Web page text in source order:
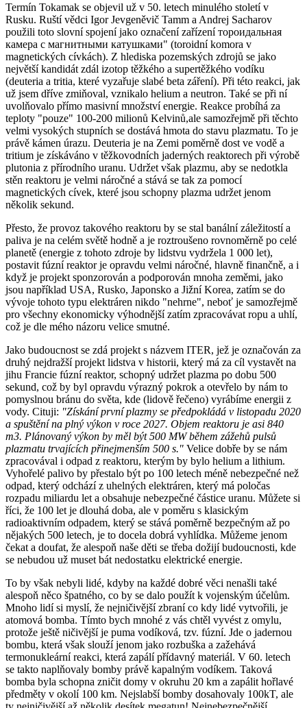
Termín Tokamak se objevil už v 50. letech minulého století v
Rusku. Ruští vědci Igor Jevgeněvič Tamm a Andrej Sacharov
použili toto slovní spojení jako označení zařízení тороидальная
камера с магнитными катушками" (toroidní komora v
magnetických cívkách). Z hlediska pozemských zdrojů se jako
největší kandidát zdál izotop těžkého a supertěžkého vodíku
(deuteria a tritia, které vyzařuje slabé beta záření). Při této reakci, jak
už jsem dříve zmiňoval, vznikalo helium a neutron. Také se při ní
uvolňovalo přímo masivní množství energie. Reakce probíhá za
teploty "pouze" 100-200 milionů Kelvinů,ale samozřejmě při těchto
velmi vysokých stupních se dostává hmota do stavu plazmatu. To je
právě kámen úrazu. Deuteria je na Zemi poměrně dost ve vodě a
tritium je získáváno v těžkovodních jaderných reaktorech při výrobě
plutonia z přírodního uranu. Udržet však plazmu, aby se nedotkla
stěn reaktoru je velmi náročné a stává se tak za pomocí
magnetických cívek, které jsou schopny plazma udržet jenom
několik sekund.
Přesto, že provoz takového reaktoru by se stal banální záležitostí a
paliva je na celém světě hodně a je roztroušeno rovnoměrně po celé
planetě (energie z tohoto zdroje by lidstvu vydržela 1 000 let),
postavit fúzní reaktor je opravdu velmi náročné, hlavně finančně, a i
když je projekt sponzorován a podporován mnoha zeměmi, jako
jsou například USA, Rusko, Japonsko a Jižní Korea, zatím se do
vývoje tohoto typu elektráren nikdo "nehrne", neboť je samozřejmě
pro všechny ekonomicky výhodnější zatím zpracovávat ropu a uhlí,
což je dle mého názoru velice smutné.
Jako budoucnost se zdá projekt s názvem ITER, jež je označován za
druhý nejdražší projekt lidstva v historii, který má za cíl vystavět na
jihu Francie fúzní reaktor, schopný udržet plazma po dobu 500
sekund, což by byl opravdu výrazný pokrok a otevřelo by nám to
pomyslnou bránu do světa, kde (lidově řečeno) vyrábíme energii z
vody. Cituji: "Získání první plazmy se předpokládá v listopadu 2020
a spuštění na plný výkon v roce 2027. Objem reaktoru je asi 840
m3. Plánovaný výkon by měl být 500 MW během zážehů pulsů
plazmatu trvajících přinejmenším 500 s." Velice dobře by se nám
zpracovával i odpad z reaktoru, kterým by bylo helium a lithium.
Vyhořelé palivo by přestalo být po 100 letech méně nebezpečné než
odpad, který odchází z uhelných elektráren, který má poločas
rozpadu miliardu let a obsahuje nebezpečné částice uranu. Můžete si
říci, že 100 let je dlouhá doba, ale v poměru s klasickým
radioaktivním odpadem, který se stává poměrně bezpečným až po
nějakých 500 letech, je to docela dobrá vyhlídka. Můžeme jenom
čekat a doufat, že alespoň naše děti se třeba dožijí budoucnosti, kde
se nebudou už muset bát nedostatku elektrické energie.
To by však nebyli lidé, kdyby na každé dobré věci nenašli také
alespoň něco špatného, co by se dalo použít k vojenským účelům.
Mnoho lidí si myslí, že nejničivější zbraní co kdy lidé vytvořili, je
atomová bomba. Tímto bych mnohé z vás chtěl vyvést z omylu,
protože ještě ničivější je puma vodíková, tzv. fúzní. Jde o jadernou
bombu, která však slouží jenom jako rozbuška a zažehává
termonukleární reakci, která zapálí přídavný materiál. V 60. letech
se takto naplňovaly bomby právě kapalným vodíkem. Taková
bomba byla schopna zničit domy v okruhu 20 km a zapálit hořlavé
předměty v okolí 100 km. Nejslabší bomby dosahovaly 100kT, ale